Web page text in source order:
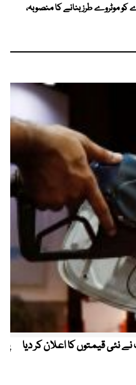
کو موٹروے طرز بنانے کا منصوبہ،
نئی قیمتوں کا اعلان کر دیا